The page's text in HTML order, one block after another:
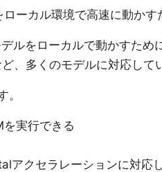
ーカル環境で高速に動かす
ルをローカルで動かすため
、多くのモデルに対応して
。
実行できる
アクセラレーションに対応